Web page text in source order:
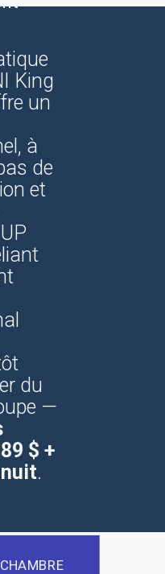
King
un
à
de
et
du
—
$ +
.